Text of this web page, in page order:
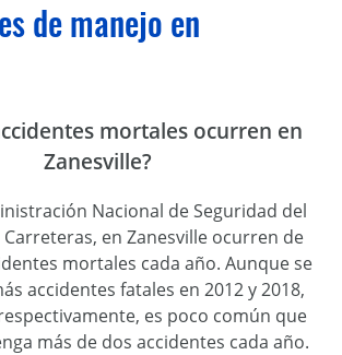
de manejo en
mortales ocurren en
Zanesville?
Nacional de Seguridad del
en Zanesville ocurren de
mortales cada año. Aunque se
accidentes fatales en 2012 y 2018,
es poco común que
más de dos accidentes cada año.